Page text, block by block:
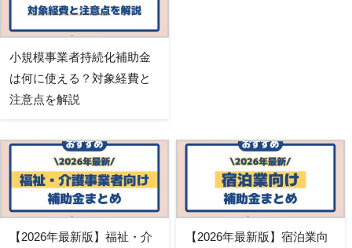
小規模事業者持続化補助金
は何に使える？対象経費と
注意点を解説
【2026年最新版】福祉・介
【2026年最新版】宿泊業向